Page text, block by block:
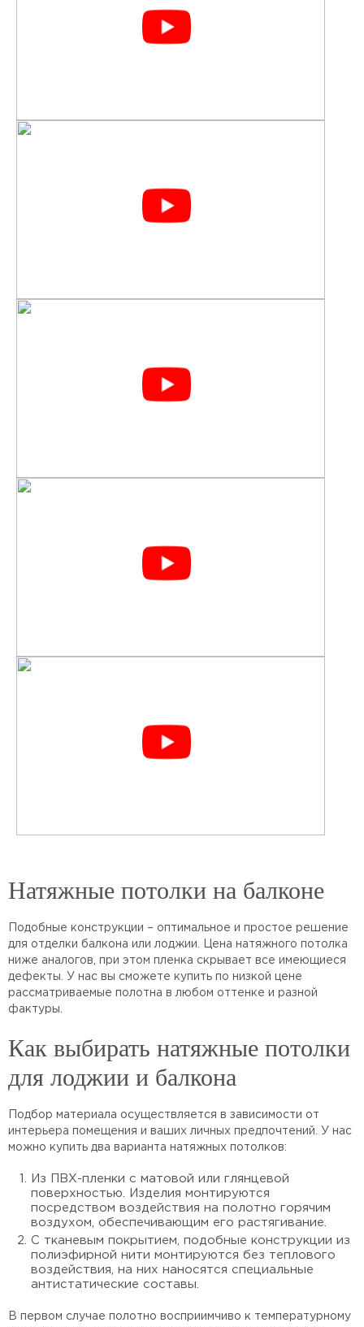
Натяжные потолки на балконе
Подобные конструкции – оптимальное и простое решение
для отделки балкона или лоджии. Цена натяжного потолка
ниже аналогов, при этом пленка скрывает все имеющиеся
дефекты. У нас вы сможете купить по низкой цене
рассматриваемые полотна в любом оттенке и разной
фактуры.
Как выбирать натяжные потолки
для лоджии и балкона
Подбор материала осуществляется в зависимости от
интерьера помещения и ваших личных предпочтений. У нас
можно купить два варианта натяжных потолков:
Из ПВХ-пленки с матовой или глянцевой
поверхностью. Изделия монтируются
посредством воздействия на полотно горячим
воздухом, обеспечивающим его растягивание.
С тканевым покрытием, подобные конструкции из
полиэфирной нити монтируются без теплового
воздействия, на них наносятся специальные
антистатические составы.
В первом случае полотно восприимчиво к температурному